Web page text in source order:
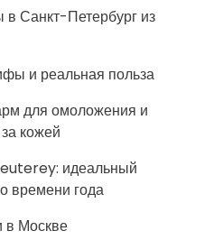
в Санкт-Петербург из
и реальная польза
для омоложения и
кожей
идеальный
времени года
в Москве